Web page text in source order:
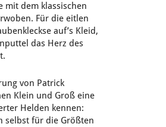
mit dem klassischen
Für die eitlen
auf’s Kleid,
das Herz des
von Patrick
Klein und Groß eine
Helden kennen:
selbst für die Größten